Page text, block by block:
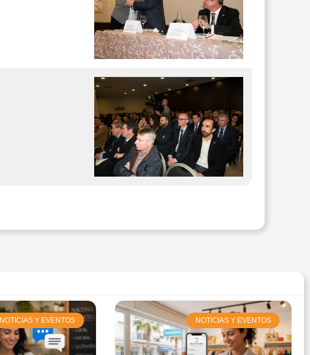
NOTICIAS Y EVENTOS NOTICIAS Y EVENTOS